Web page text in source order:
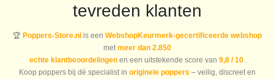
tevreden klanten
🏆 Poppers-Store.nlis een WebshopKeurmerk-gecertificeerde webshop
met meer dan 2.850
echte klantbeoordelingenen een uitstekende score van 9,8 / 10.
Koop poppers bij dé specialist in originele poppers – veilig, discreet en